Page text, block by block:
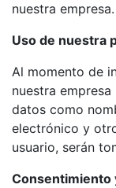
nuestra empresa.
Uso de nuestra
Al momento de
nuestra empresa
datos como
electrónico y
usuario, serán
Consentimiento